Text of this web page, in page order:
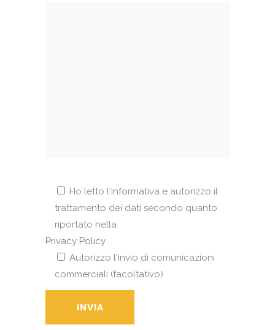
Ho letto l'informativa e autorizzo il
trattamento dei dati secondo quanto
riportato nella
Privacy Policy
Autorizzo l'invio di comunicazioni
commerciali (facoltativo)